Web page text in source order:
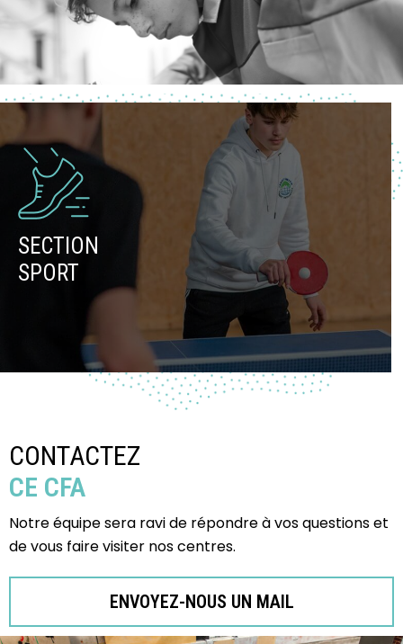
SECTION
SPORT
CONTACTEZ
CE CFA
Notre équipe sera ravi de répondre à vos questions et
de vous faire visiter nos centres.
ENVOYEZ-NOUS UN MAIL